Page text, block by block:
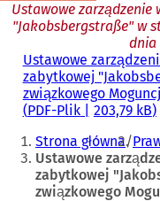
Ustawowe
"Jakobsbergstraße" w
dnia
Ustawowe
zabytkowej
związkowego
PDF-Plik 203,79 kB
Jesteś
tutaj:
Strona główna
Ustawowe
zabytkowej
związkowego